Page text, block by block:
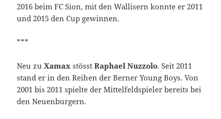
2016 beim FC Sion, mit den Wallisern konnte er 2011
und 2015 den Cup gewinnen.
***
Neu zuXamax stösstRaphael Nuzzolo. Seit 2011
stand er in den Reihen der Berner Young Boys. Von
2001 bis 2011 spielte der Mittelfeldspieler bereits bei
den Neuenburgern.